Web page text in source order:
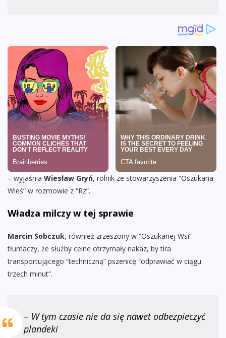
– wyjaśnia Wiesław Gryń, rolnik ze stowarzyszenia “Oszukana
Wieś” w rozmowie z “Rz”.
Władza milczy w tej sprawie
Marcin Sobczuk, również zrzeszony w “Oszukanej Wsi”
tłumaczy, że służby celne otrzymały nakaz, by tira
transportującego “techniczną” pszenicę “odprawiać w ciągu
trzech minut”.
– W tym czasie nie da się nawet odbezpieczyć
plandeki